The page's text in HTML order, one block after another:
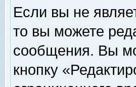
Если вы не
то вы можете
сообщения. Вы
кнопку